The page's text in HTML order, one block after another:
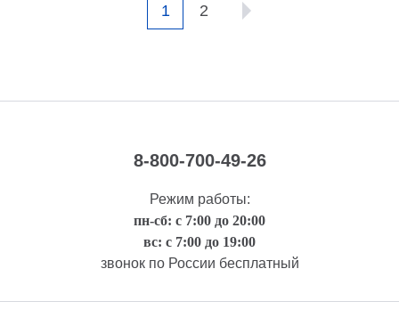
1 2
8-800-700-49-26
Режим работы:
пн-сб: с 7:00 до 20:00
вс: с 7:00 до 19:00
звонок по России бесплатный